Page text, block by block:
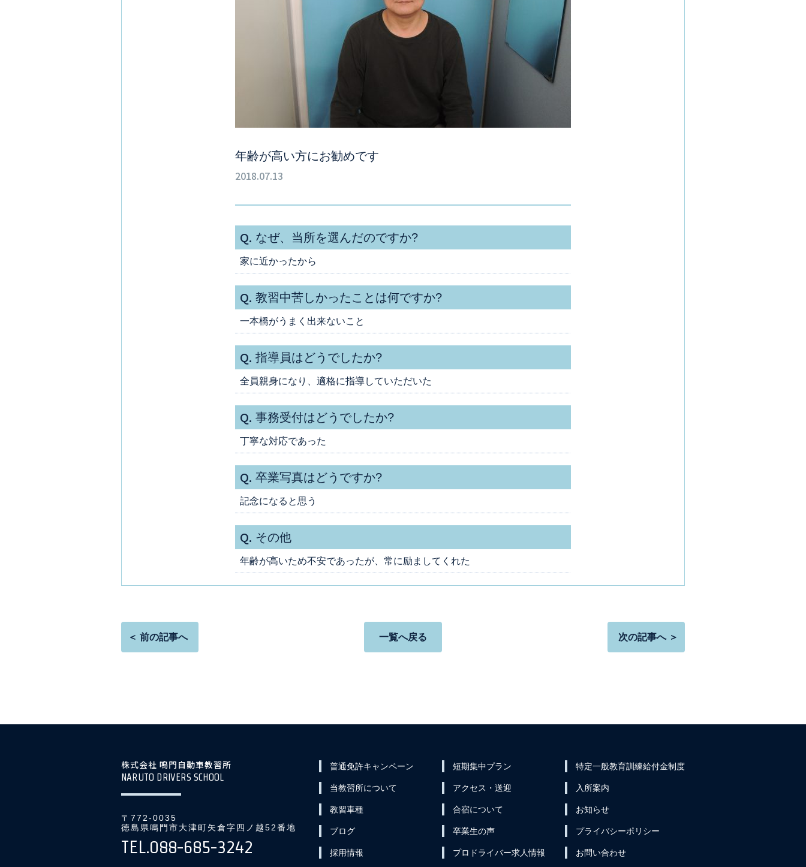
年齢が高い方にお勧めです
2018.07.13
Q. なぜ、当所を選んだのですか?
家に近かったから
Q. 教習中苦しかったことは何ですか?
一本橋がうまく出来ないこと
Q. 指導員はどうでしたか?
全員親身になり、適格に指導していただいた
Q. 事務受付はどうでしたか?
丁寧な対応であった
Q. 卒業写真はどうですか?
記念になると思う
Q. その他
年齢が高いため不安であったが、常に励ましてくれた
一覧へ戻る
＜ 前の記事へ 次の記事へ ＞
株式会社 鳴門自動車教習所
NARUTO DRIVERS SCHOOL
〒772-0035
徳島県鳴門市大津町矢倉字四ノ越52番地
TEL.088-685-3242
普通免許キャンペーン 短期集中プラン 特定一般教育訓練給付金制度
当教習所について アクセス・送迎 入所案内
教習車種 合宿について お知らせ
ブログ 卒業生の声 プライバシーポリシー
採用情報 プロドライバー求人情報 お問い合わせ